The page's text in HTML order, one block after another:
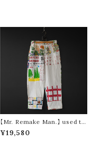
【Mr. Remake Man.】 used ta
pestry remake pants ③ (siz
e M)
¥19,580